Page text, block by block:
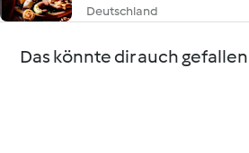
Deutschland
Das könnte dir auch gefallen